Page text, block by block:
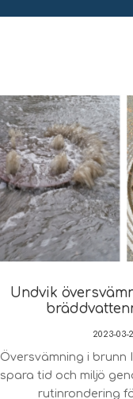
Undvik
2023-03-
Översvämning i brunn
spara tid och miljö
rutinrondering